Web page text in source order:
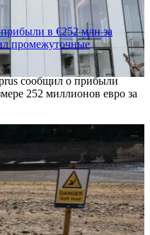
в €252 млн за
промежуточные
сообщил о прибыли
252 миллионов евро за